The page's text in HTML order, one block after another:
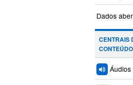
Dados
CENTRAIS
Áudios